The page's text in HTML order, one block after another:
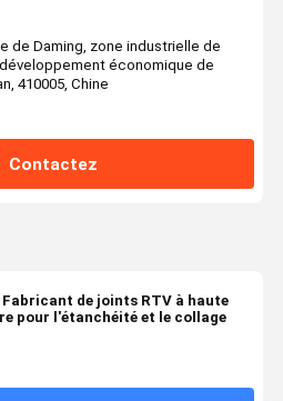
de Daming, zone industrielle de
économique de
410005, Chine
Contactez
de joints RTV à haute
pour l'étanchéité et le collage